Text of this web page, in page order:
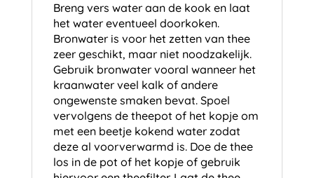
Breng vers water aan de kook en laat
het water eventueel doorkoken.
Bronwater is voor het zetten van thee
zeer geschikt, maar niet noodzakelijk.
Gebruik bronwater vooral wanneer het
kraanwater veel kalk of andere
ongewenste smaken bevat. Spoel
vervolgens de theepot of het kopje om
met een beetje kokend water zodat
deze al voorverwarmd is. Doe de thee
los in de pot of het kopje of gebruik